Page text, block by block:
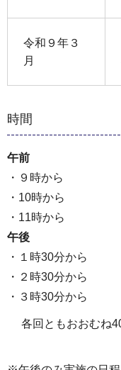
令和９年３
月
時間
午前
・９時から
・10時から
・11時から
午後
・１時30分から
・２時30分から
・３時30分から
各回ともおおむね